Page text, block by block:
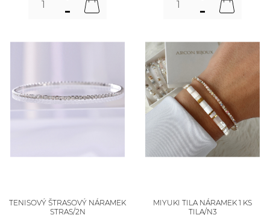
TENISOVÝ ŠTRASOVÝ NÁRAMEK
STRAS/2N
MIYUKI TILA NÁRAMEK 1 KS
TILA/N3